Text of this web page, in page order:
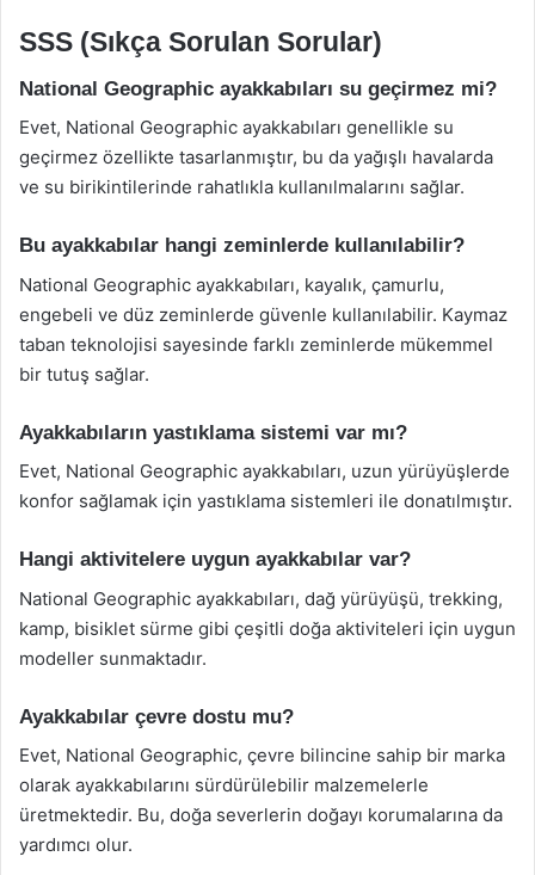
SSS (Sıkça Sorulan Sorular)
National Geographic ayakkabıları su geçirmez mi?
Evet, National Geographic ayakkabıları genellikle su
geçirmez özellikte tasarlanmıştır, bu da yağışlı havalarda
ve su birikintilerinde rahatlıkla kullanılmalarını sağlar.
Bu ayakkabılar hangi zeminlerde kullanılabilir?
National Geographic ayakkabıları, kayalık, çamurlu,
engebeli ve düz zeminlerde güvenle kullanılabilir. Kaymaz
taban teknolojisi sayesinde farklı zeminlerde mükemmel
bir tutuş sağlar.
Ayakkabıların yastıklama sistemi var mı?
Evet, National Geographic ayakkabıları, uzun yürüyüşlerde
konfor sağlamak için yastıklama sistemleri ile donatılmıştır.
Hangi aktivitelere uygun ayakkabılar var?
National Geographic ayakkabıları, dağ yürüyüşü, trekking,
kamp, bisiklet sürme gibi çeşitli doğa aktiviteleri için uygun
modeller sunmaktadır.
Ayakkabılar çevre dostu mu?
Evet, National Geographic, çevre bilincine sahip bir marka
olarak ayakkabılarını sürdürülebilir malzemelerle
üretmektedir. Bu, doğa severlerin doğayı korumalarına da
yardımcı olur.